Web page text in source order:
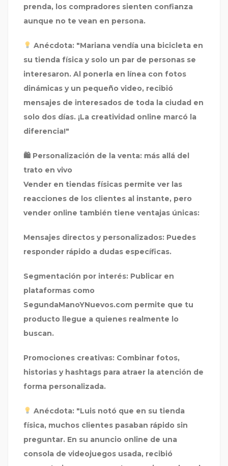
prenda, los compradores sienten confianza
aunque no te vean en persona.
Anécdota: "Mariana vendía una bicicleta en
su tienda física y solo un par de personas se
interesaron. Al ponerla en línea con fotos
dinámicas y un pequeño video, recibió
mensajes de interesados de toda la ciudad en
solo dos días. ¡La creatividad online marcó la
diferencia!"
🛍 Personalización de la venta: más allá del
trato en vivo
Vender en tiendas físicas permite ver las
reacciones de los clientes al instante, pero
vender online también tiene ventajas únicas:
Mensajes directos y personalizados: Puedes
responder rápido a dudas específicas.
Segmentación por interés: Publicar en
plataformas como
SegundaManoYNuevos.com permite que tu
producto llegue a quienes realmente lo
buscan.
Promociones creativas: Combinar fotos,
historias y hashtags para atraer la atención de
forma personalizada.
Anécdota:"Luis notó que en su tienda
física, muchos clientes pasaban rápido sin
preguntar. En su anuncio online de una
consola de videojuegos usada, recibió